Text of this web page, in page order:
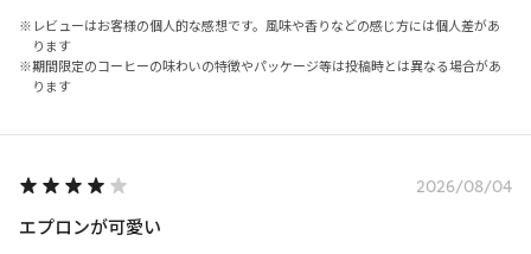
レビューはお客様の個人的な感想です。風味や香りなどの感じ方には個人差があ
ります
期間限定のコーヒーの味わいの特徴やパッケージ等は投稿時とは異なる場合があ
ります
2026/08/04
エプロンが可愛い